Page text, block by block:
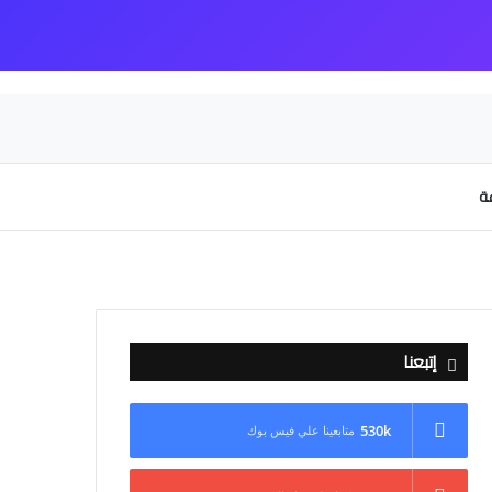
إتبعنا
530k متابعينا علي فيس بوك